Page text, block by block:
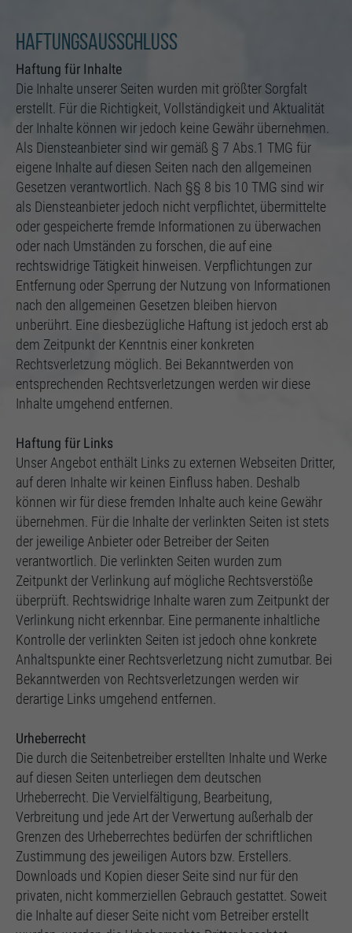
Haftungsausschluss
Haftung für Inhalte
Die Inhalte unserer Seiten wurden mit größter Sorgfalt
erstellt. Für die Richtigkeit, Vollständigkeit und Aktualität
der Inhalte können wir jedoch keine Gewähr übernehmen.
Als Diensteanbieter sind wir gemäß § 7 Abs.1 TMG für
eigene Inhalte auf diesen Seiten nach den allgemeinen
Gesetzen verantwortlich. Nach §§ 8 bis 10 TMG sind wir
als Diensteanbieter jedoch nicht verpflichtet, übermittelte
oder gespeicherte fremde Informationen zu überwachen
oder nach Umständen zu forschen, die auf eine
rechtswidrige Tätigkeit hinweisen. Verpflichtungen zur
Entfernung oder Sperrung der Nutzung von Informationen
nach den allgemeinen Gesetzen bleiben hiervon
unberührt. Eine diesbezügliche Haftung ist jedoch erst ab
dem Zeitpunkt der Kenntnis einer konkreten
Rechtsverletzung möglich. Bei Bekanntwerden von
entsprechenden Rechtsverletzungen werden wir diese
Inhalte umgehend entfernen.
Haftung für Links
Unser Angebot enthält Links zu externen Webseiten Dritter,
auf deren Inhalte wir keinen Einfluss haben. Deshalb
können wir für diese fremden Inhalte auch keine Gewähr
übernehmen. Für die Inhalte der verlinkten Seiten ist stets
der jeweilige Anbieter oder Betreiber der Seiten
verantwortlich. Die verlinkten Seiten wurden zum
Zeitpunkt der Verlinkung auf mögliche Rechtsverstöße
überprüft. Rechtswidrige Inhalte waren zum Zeitpunkt der
Verlinkung nicht erkennbar. Eine permanente inhaltliche
Kontrolle der verlinkten Seiten ist jedoch ohne konkrete
Anhaltspunkte einer Rechtsverletzung nicht zumutbar. Bei
Bekanntwerden von Rechtsverletzungen werden wir
derartige Links umgehend entfernen.
Urheberrecht
Die durch die Seitenbetreiber erstellten Inhalte und Werke
auf diesen Seiten unterliegen dem deutschen
Urheberrecht. Die Vervielfältigung, Bearbeitung,
Verbreitung und jede Art der Verwertung außerhalb der
Grenzen des Urheberrechtes bedürfen der schriftlichen
Zustimmung des jeweiligen Autors bzw. Erstellers.
Downloads und Kopien dieser Seite sind nur für den
privaten, nicht kommerziellen Gebrauch gestattet. Soweit
die Inhalte auf dieser Seite nicht vom Betreiber erstellt